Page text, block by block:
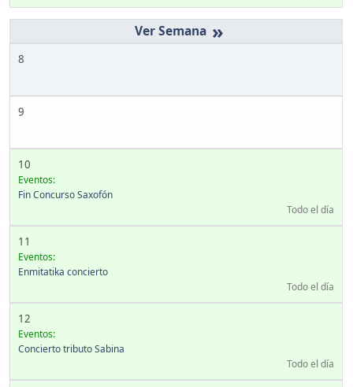
»
8
9
10
Eventos:
Fin Concurso Saxofón
Todo el día
11
Eventos:
Enmitatika concierto
Todo el día
12
Eventos:
Concierto tributo Sabina
Todo el día